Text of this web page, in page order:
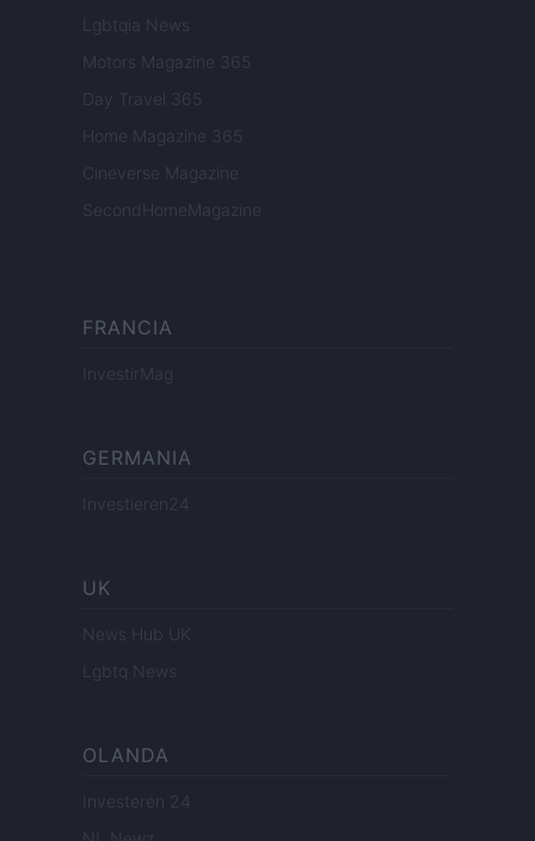
Lgbtqia News
Motors Magazine 365
Day Travel 365
Home Magazine 365
Cineverse Magazine
SecondHomeMagazine
FRANCIA
InvestirMag
GERMANIA
Investieren24
UK
News Hub UK
Lgbtq News
OLANDA
Investeren 24